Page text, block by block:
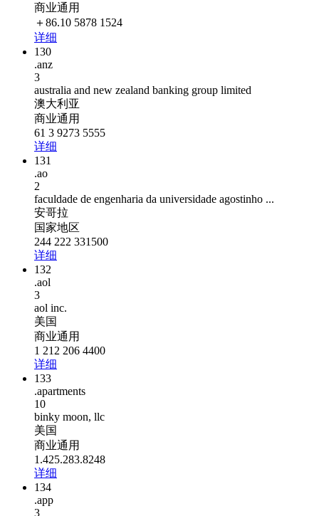
商业通用
＋86.10 5878 1524
详细
130
.anz
3
australia and new zealand banking group limited
澳大利亚
商业通用
61 3 9273 5555
详细
131
.ao
2
faculdade de engenharia da universidade agostinho ...
安哥拉
国家地区
244 222 331500
详细
132
.aol
3
aol inc.
美国
商业通用
1 212 206 4400
详细
133
.apartments
10
binky moon, llc
美国
商业通用
1.425.283.8248
详细
134
.app
3